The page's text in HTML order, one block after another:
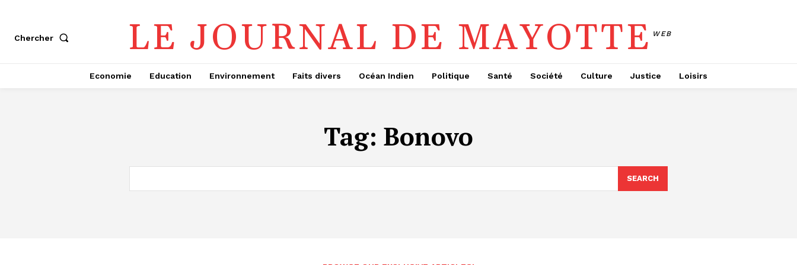
Chercher LE JOURNAL DE MAYOTTE WEB
Economie Education Environnement Faits divers Océan Indien Politique Santé Société Culture Justice Loisirs
Tag: Bonovo
SEARCH